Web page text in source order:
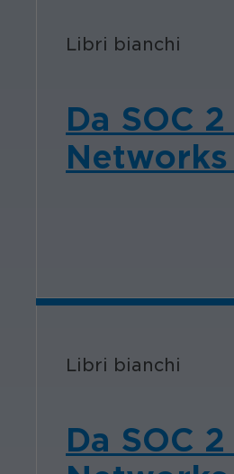
Libri bianchi
Da SOC
Libri bianchi
Da SOC